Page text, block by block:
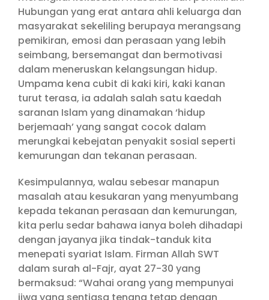
Hubungan yang erat antara ahli keluarga dan
masyarakat sekeliling berupaya merangsang
pemikiran, emosi dan perasaan yang lebih
seimbang, bersemangat dan bermotivasi
dalam meneruskan kelangsungan hidup.
Umpama kena cubit di kaki kiri, kaki kanan
turut terasa, ia adalah salah satu kaedah
saranan Islam yang dinamakan ‘hidup
berjemaah’ yang sangat cocok dalam
merungkai kebejatan penyakit sosial seperti
kemurungan dan tekanan perasaan.
Kesimpulannya, walau sebesar manapun
masalah atau kesukaran yang menyumbang
kepada tekanan perasaan dan kemurungan,
kita perlu sedar bahawa ianya boleh dihadapi
dengan jayanya jika tindak-tanduk kita
menepati syariat Islam. Firman Allah SWT
dalam surah al-Fajr, ayat 27-30 yang
bermaksud: “Wahai orang yang mempunyai